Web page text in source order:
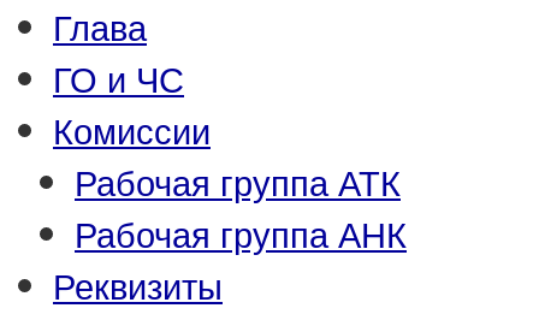
Глава
ГО и ЧС
Комиссии
Рабочая группа АТК
Рабочая группа АНК
Реквизиты